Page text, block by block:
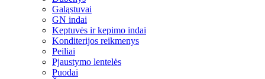
Galąstuvai
GN indai
Keptuvės ir kepimo indai
Konditerijos reikmenys
Peiliai
Pjaustymo lentelės
Puodai